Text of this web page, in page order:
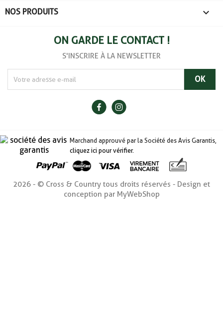
NOS PRODUITS 
ON GARDE LE CONTACT !
S'INSCRIRE À LA NEWSLETTER
Marchand approuvé par la Société des Avis Garantis,
cliquez ici pour vérifier.
2026 - © Cross & Country tous droits réservés - Design et
conception par MyWebShop